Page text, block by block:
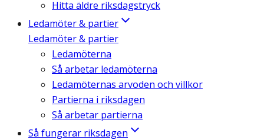
Hitta äldre riksdagstryck
Ledamöter & partier
Ledamöter & partier
Ledamöterna
Så arbetar ledamöterna
Ledamöternas arvoden och villkor
Partierna i riksdagen
Så arbetar partierna
Så fungerar riksdagen